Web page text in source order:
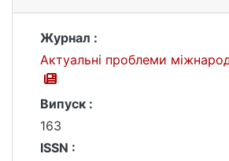
Журнал :
Актуальні проблеми
Випуск :
163
ISSN :